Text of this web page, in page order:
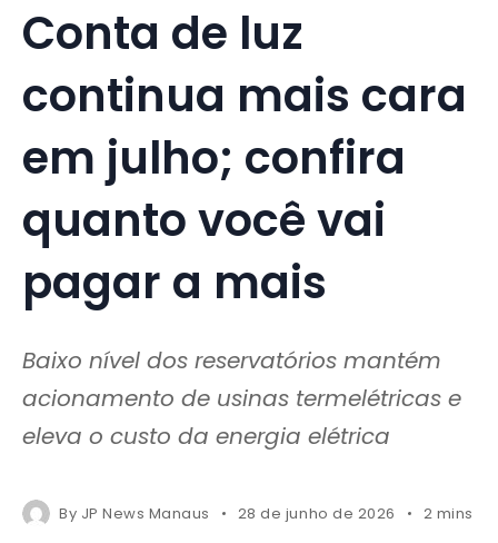
Conta de luz
continua mais cara
em julho; confira
quanto você vai
pagar a mais
Baixo nível dos reservatórios mantém
acionamento de usinas termelétricas e
eleva o custo da energia elétrica
By JP News Manaus 28 de junho de 2026 2 mins